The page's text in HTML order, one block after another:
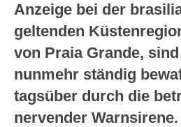
Anzeige bei der
geltenden
von Praia Grande,
nunmehr ständig
tagsüber durch die
nervender